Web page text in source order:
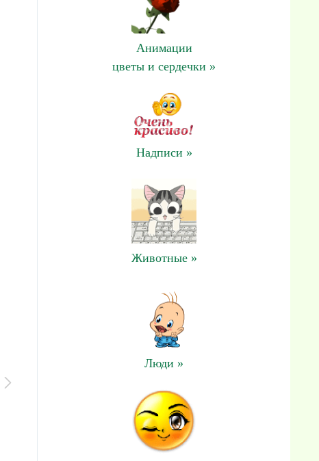
Анимации
цветы и сердечки »
Надписи »
Животные »
Люди »